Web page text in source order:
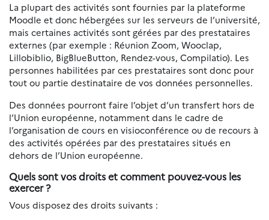
La plupart des activités sont fournies par la plateforme
Moodle et donc hébergées sur les serveurs de l’université,
mais certaines activités sont gérées par des prestataires
externes (par exemple : Réunion Zoom, Wooclap,
Lillobiblio, BigBlueButton, Rendez-vous, Compilatio). Les
personnes habilitées par ces prestataires sont donc pour
tout ou partie destinataire de vos données personnelles.
Des données pourront faire l’objet d’un transfert hors de
l’Union européenne, notamment dans le cadre de
l’organisation de cours en visioconférence ou de recours à
des activités opérées par des prestataires situés en
dehors de l’Union européenne.
Quels sont vos droits et comment pouvez-vous les
exercer ?
Vous disposez des droits suivants :